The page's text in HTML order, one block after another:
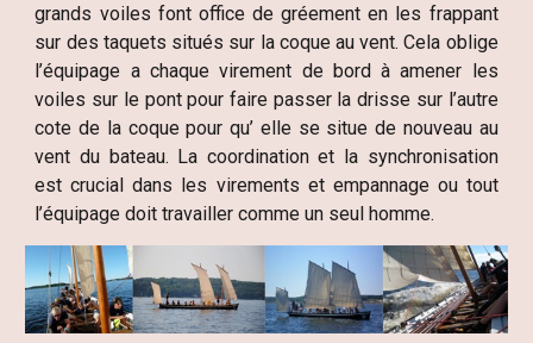
grands voiles font office de gréement en les frappant
sur des taquets situés sur la coque au vent. Cela oblige
l’équipage a chaque virement de bord à amener les
voiles sur le pont pour faire passer la drisse sur l’autre
cote de la coque pour qu’ elle se situe de nouveau au
vent du bateau. La coordination et la synchronisation
est crucial dans les virements et empannage ou tout
l’équipage doit travailler comme un seul homme.